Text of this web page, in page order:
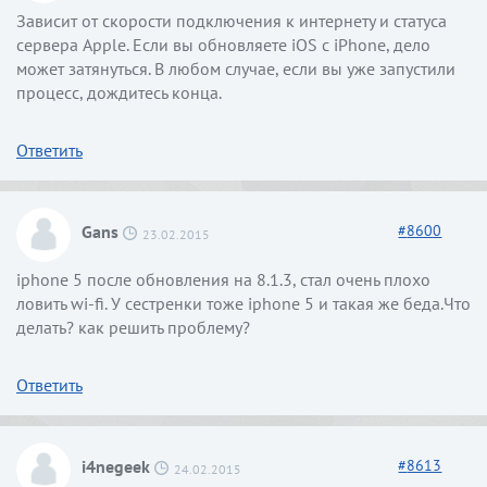
Зависит от скорости подключения к интернету и статуса
сервера Apple. Если вы обновляете iOS с iPhone, дело
может затянуться. В любом случае, если вы уже запустили
процесс, дождитесь конца.
Ответить
Gans 23.02.2015 #8600
iphone 5 после обновления на 8.1.3, стал очень плохо
ловить wi-fi. У сестренки тоже iphone 5 и такая же беда.Что
делать? как решить проблему?
Ответить
i4negeek 24.02.2015 #8613